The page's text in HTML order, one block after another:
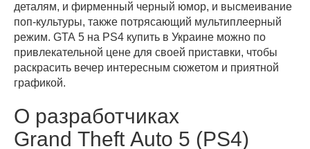
деталям, и фирменный черный юмор, и высмеивание
поп-культуры, также потрясающий мультиплеерный
режим. GTA 5 на PS4 купить в Украине можно по
привлекательной цене для своей приставки, чтобы
раскрасить вечер интересным сюжетом и приятной
графикой.
О разработчиках
Grand Theft Auto 5 (PS4)